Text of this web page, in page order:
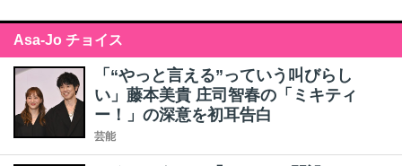
Asa-Jo チョイス
「“やっと言える”っていう叫びらし
い」藤本美貴 庄司智春の「ミキティ
ー！」の深意を初耳告白
芸能